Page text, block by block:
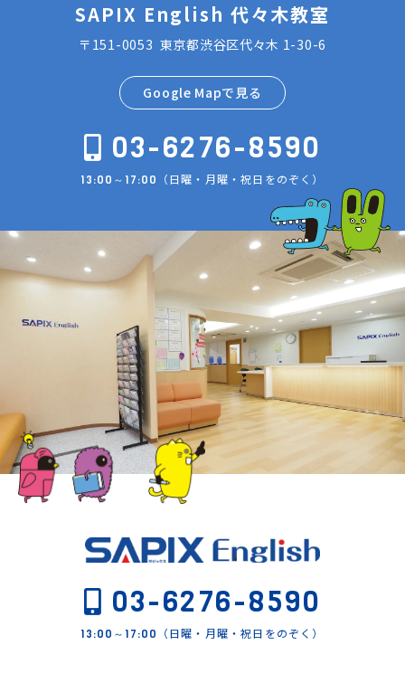
SAPIX English 代々木教室
〒151-0053 東京都渋谷区代々木 1-30-6
Google Mapで見る
03-6276-8590
13:00～17:00 （日曜・月曜・祝日をのぞく）
03-6276-8590
13:00～17:00 （日曜・月曜・祝日をのぞく）